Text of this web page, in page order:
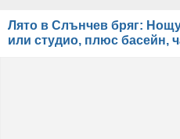
Лято в Слънчев бряг:
или студио, плюс басейн,